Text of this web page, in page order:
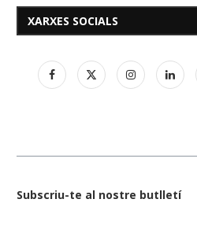
XARXES SOCIALS
Subscriu-te al nostre butlletí